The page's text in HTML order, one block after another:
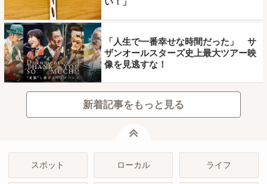
「人生で一番幸せな時間だった」 サ
ザンオールスターズ史上最大ツアー映
像を見逃すな！
新着記事をもっと見る
スポット ローカル ライフ